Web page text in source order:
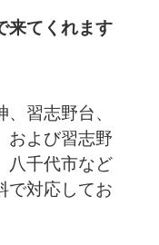
来てくれます
習志野台、
および習志野
八千代市など
で対応してお